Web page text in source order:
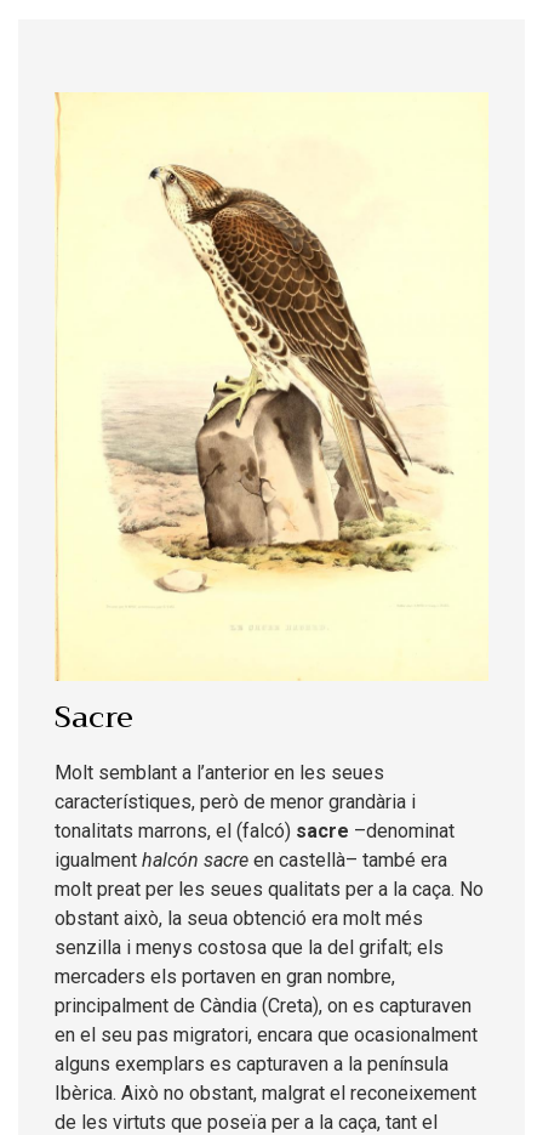
Sacre
Molt semblant a l’anterior en les seues
característiques, però de menor grandària i
tonalitats marrons, el (falcó) sacre –denominat
igualment halcón sacre en castellà– també era
molt preat per les seues qualitats per a la caça. No
obstant això, la seua obtenció era molt més
senzilla i menys costosa que la del grifalt; els
mercaders els portaven en gran nombre,
principalment de Càndia (Creta), on es capturaven
en el seu pas migratori, encara que ocasionalment
alguns exemplars es capturaven a la península
Ibèrica. Això no obstant, malgrat el reconeixement
de les virtuts que poseïa per a la caça, tant el